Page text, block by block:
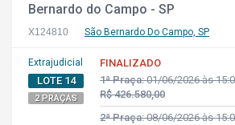
Bernardo do Campo - SP
X124810 São Bernardo Do Campo, SP
Extrajudicial
LOTE 14
2 PRAÇAS
FINALIZADO
1ª Praça:01/06/2026 às
R$ 426.580,00
2ª Praça:08/06/2026 às